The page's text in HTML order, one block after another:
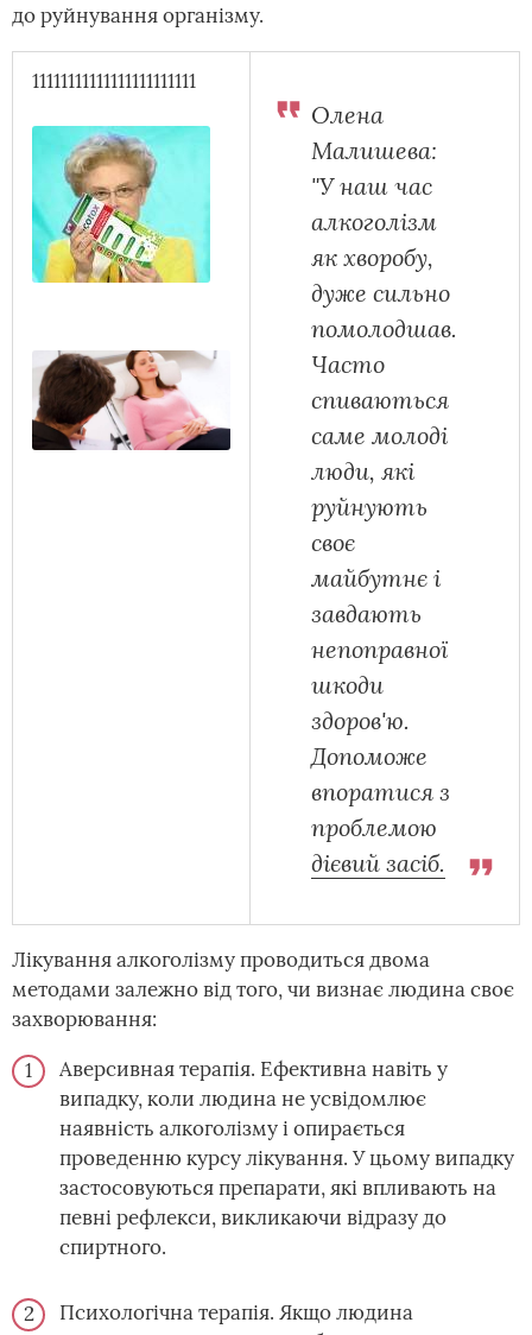
до руйнування організму.
11111111111111111111111
Олена
Малишева:
"У наш час
алкоголізм
як хворобу,
дуже сильно
помолодшав.
Часто
спиваються
саме молоді
люди, які
руйнують
своє
майбутнє і
завдають
непоправної
шкоди
здоров'ю.
Допоможе
впоратися з
проблемою
дієвий засіб.
Лікування алкоголізму проводиться двома
методами залежно від того, чи визнає людина своє
захворювання:
Аверсивная терапія. Ефективна навіть у
випадку, коли людина не усвідомлює
наявність алкоголізму і опирається
проведенню курсу лікування. У цьому випадку
застосовуються препарати, які впливають на
певні рефлекси, викликаючи відразу до
спиртного.
Психологічна терапія. Якщо людина